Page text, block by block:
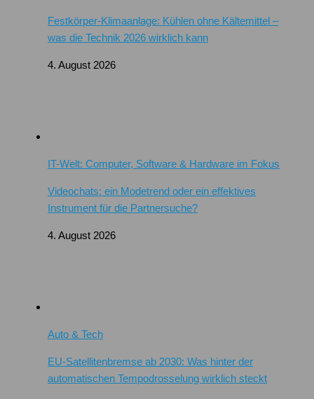
Festkörper-Klimaanlage: Kühlen ohne Kältemittel –
was die Technik 2026 wirklich kann
4. August 2026
IT-Welt: Computer, Software & Hardware im Fokus
Videochats: ein Modetrend oder ein effektives
Instrument für die Partnersuche?
4. August 2026
Auto & Tech
EU-Satellitenbremse ab 2030: Was hinter der
automatischen Tempodrosselung wirklich steckt